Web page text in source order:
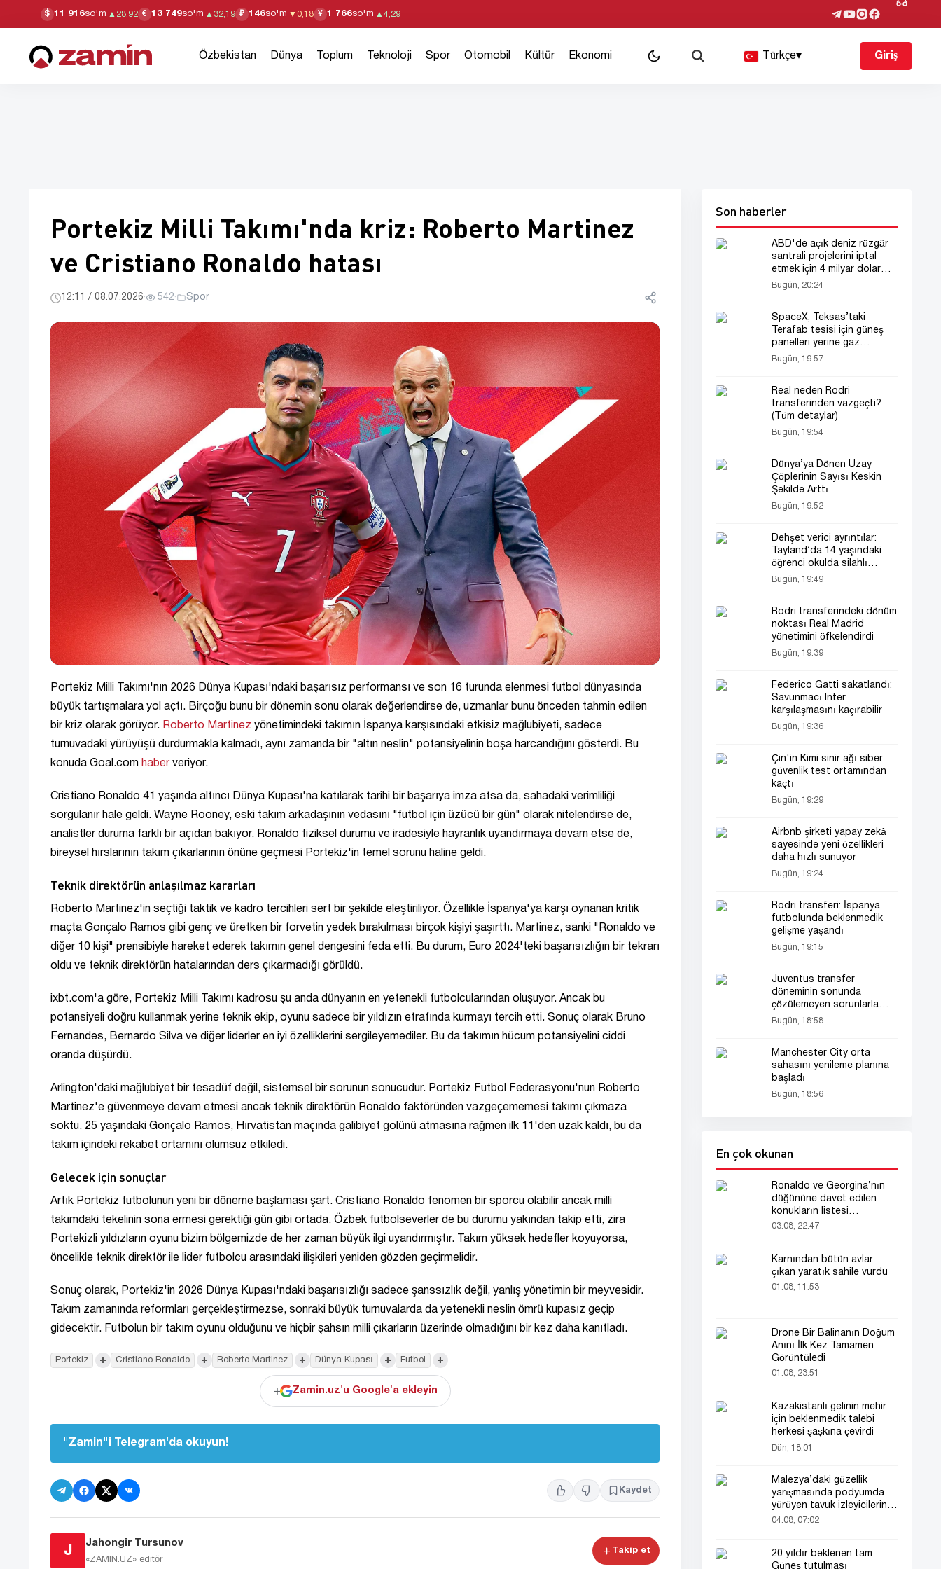
$ 11 916so'm ▲ 28,92 € 13 749so'm ▲ 32,19 ₽ 146so'm ▼ 0,18 ¥ 1 766so'm ▲ 4,29
Özbekistan Dünya Toplum Teknoloji Spor Otomobil Kültür Ekonomi Türkçe▾ Giriş
Portekiz Milli Takımı'nda kriz: Roberto Martinez
ve Cristiano Ronaldo hatası
12:11 / 08.07.2026· 542· Spor
Portekiz Milli Takımı'nın 2026 Dünya Kupası'ndaki başarısız performansı ve son 16 turunda elenmesi futbol dünyasında
büyük tartışmalara yol açtı. Birçoğu bunu bir dönemin sonu olarak değerlendirse de, uzmanlar bunu önceden tahmin edilen
bir kriz olarak görüyor. Roberto Martinez yönetimindeki takımın İspanya karşısındaki etkisiz mağlubiyeti, sadece
turnuvadaki yürüyüşü durdurmakla kalmadı, aynı zamanda bir "altın neslin" potansiyelinin boşa harcandığını gösterdi. Bu
konuda Goal.com haber veriyor.
Cristiano Ronaldo 41 yaşında altıncı Dünya Kupası'na katılarak tarihi bir başarıya imza atsa da, sahadaki verimliliği
sorgulanır hale geldi. Wayne Rooney, eski takım arkadaşının vedasını "futbol için üzücü bir gün" olarak nitelendirse de,
analistler duruma farklı bir açıdan bakıyor. Ronaldo fiziksel durumu ve iradesiyle hayranlık uyandırmaya devam etse de,
bireysel hırslarının takım çıkarlarının önüne geçmesi Portekiz'in temel sorunu haline geldi.
Teknik direktörün anlaşılmaz kararları
Roberto Martinez'in seçtiği taktik ve kadro tercihleri sert bir şekilde eleştiriliyor. Özellikle İspanya'ya karşı oynanan kritik
maçta Gonçalo Ramos gibi genç ve üretken bir forvetin yedek bırakılması birçok kişiyi şaşırttı. Martinez, sanki "Ronaldo ve
diğer 10 kişi" prensibiyle hareket ederek takımın genel dengesini feda etti. Bu durum, Euro 2024'teki başarısızlığın bir tekrarı
oldu ve teknik direktörün hatalarından ders çıkarmadığı görüldü.
ixbt.com'a göre, Portekiz Milli Takımı kadrosu şu anda dünyanın en yetenekli futbolcularından oluşuyor. Ancak bu
potansiyeli doğru kullanmak yerine teknik ekip, oyunu sadece bir yıldızın etrafında kurmayı tercih etti. Sonuç olarak Bruno
Fernandes, Bernardo Silva ve diğer liderler en iyi özelliklerini sergileyemediler. Bu da takımın hücum potansiyelini ciddi
oranda düşürdü.
Arlington'daki mağlubiyet bir tesadüf değil, sistemsel bir sorunun sonucudur. Portekiz Futbol Federasyonu'nun Roberto
Martinez'e güvenmeye devam etmesi ancak teknik direktörün Ronaldo faktöründen vazgeçememesi takımı çıkmaza
soktu. 25 yaşındaki Gonçalo Ramos, Hırvatistan maçında galibiyet golünü atmasına rağmen ilk 11'den uzak kaldı, bu da
takım içindeki rekabet ortamını olumsuz etkiledi.
Gelecek için sonuçlar
Artık Portekiz futbolunun yeni bir döneme başlaması şart. Cristiano Ronaldo fenomen bir sporcu olabilir ancak milli
takımdaki tekelinin sona ermesi gerektiği gün gibi ortada. Özbek futbolseverler de bu durumu yakından takip etti, zira
Portekizli yıldızların oyunu bizim bölgemizde de her zaman büyük ilgi uyandırmıştır. Takım yüksek hedefler koyuyorsa,
öncelikle teknik direktör ile lider futbolcu arasındaki ilişkileri yeniden gözden geçirmelidir.
Sonuç olarak, Portekiz'in 2026 Dünya Kupası'ndaki başarısızlığı sadece şanssızlık değil, yanlış yönetimin bir meyvesidir.
Takım zamanında reformları gerçekleştirmezse, sonraki büyük turnuvalarda da yetenekli neslin ömrü kupasız geçip
gidecektir. Futbolun bir takım oyunu olduğunu ve hiçbir şahsın milli çıkarların üzerinde olmadığını bir kez daha kanıtladı.
Portekiz + Cristiano Ronaldo + Roberto Martinez + Dünya Kupası + Futbol +
+ Zamin.uz'u Google'a ekleyin
"Zamin"i Telegram'da okuyun!
Kaydet
J
Jahongir Tursunov
«ZAMIN.UZ» editör
Takip et
Son haberler
ABD'de açık deniz rüzgâr
santrali projelerini iptal
etmek için 4 milyar dolar
harcandı
Bugün, 20:24
SpaceX, Teksas’taki
Terafab tesisi için güneş
panelleri yerine gaz
santralleri kullanacak
Bugün, 19:57
Real neden Rodri
transferinden vazgeçti?
(Tüm detaylar)
Bugün, 19:54
Dünya’ya Dönen Uzay
Çöplerinin Sayısı Keskin
Şekilde Arttı
Bugün, 19:52
Dehşet verici ayrıntılar:
Tayland’da 14 yaşındaki
öğrenci okulda silahlı
saldırı düzenledi
Bugün, 19:49
Rodri transferindeki dönüm
noktası Real Madrid
yönetimini öfkelendirdi
Bugün, 19:39
Federico Gatti sakatlandı:
Savunmacı Inter
karşılaşmasını kaçırabilir
Bugün, 19:36
Çin'in Kimi sinir ağı siber
güvenlik test ortamından
kaçtı
Bugün, 19:29
Airbnb şirketi yapay zekâ
sayesinde yeni özellikleri
daha hızlı sunuyor
Bugün, 19:24
Rodri transferi: İspanya
futbolunda beklenmedik
gelişme yaşandı
Bugün, 19:15
Juventus transfer
döneminin sonunda
çözülemeyen sorunlarla
karşı karşıya
Bugün, 18:58
Manchester City orta
sahasını yenileme planına
başladı
Bugün, 18:56
En çok okunan
Ronaldo ve Georgina’nın
düğününe davet edilen
konukların listesi
gündemde
03.08, 22:47
Karnından bütün avlar
çıkan yaratık sahile vurdu
01.08, 11:53
Drone Bir Balinanın Doğum
Anını İlk Kez Tamamen
Görüntüledi
01.08, 23:51
Kazakistanlı gelinin mehir
için beklenmedik talebi
herkesi şaşkına çevirdi
Dün, 18:01
Malezya’daki güzellik
yarışmasında podyumda
yürüyen tavuk izleyicilerin
ilgisini çekti
04.08, 07:02
20 yıldır beklenen tam
Güneş tutulması